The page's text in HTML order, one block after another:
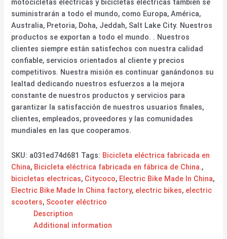
motocicletas eléctricas y bicicletas eléctricas también se
suministrarán a todo el mundo, como Europa, América,
Australia, Pretoria, Doha, Jeddah, Salt Lake City. Nuestros
productos se exportan a todo el mundo. . Nuestros
clientes siempre están satisfechos con nuestra calidad
confiable, servicios orientados al cliente y precios
competitivos. Nuestra misión es continuar ganándonos su
lealtad dedicando nuestros esfuerzos a la mejora
constante de nuestros productos y servicios para
garantizar la satisfacción de nuestros usuarios finales,
clientes, empleados, proveedores y las comunidades
mundiales en las que cooperamos.
SKU: a031ed74d681 Tags: Bicicleta eléctrica fabricada en
China, Bicicleta eléctrica fabricada en fábrica de China.,
bicicletas electricas, Citycoco, Electric Bike Made In China,
Electric Bike Made In China factory, electric bikes, electric
scooters, Scooter eléctrico
Description
Additional information